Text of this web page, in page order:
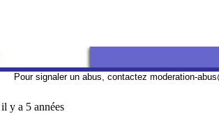
Pour signaler un abus, contactez moderation-